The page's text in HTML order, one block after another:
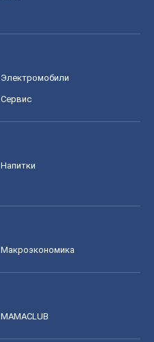
Электромобили
Сервис
Напитки
Mакроэкономика
MAMACLUB